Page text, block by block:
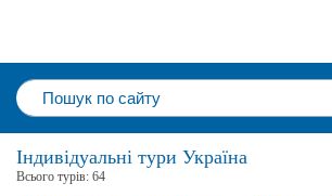
Індивідуальні тури Україна
Всього турів: 64